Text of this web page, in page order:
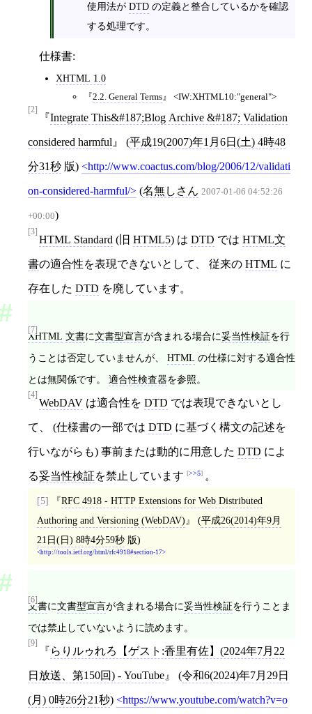
使用法が DTDの定義と整合しているかを確認
する処理です。
仕様書:
XHTML 1.0
2.2. General Terms IW:XHTML10:"general"
[2]
Integrate This&#187;Blog Archive &#187; Validation
considered harmful (平成19(2007)年1月6日(土) 4時48
分31秒 版) http://www.coactus.com/blog/2006/12/validati
on-considered-harmful/ (名無しさん 2007-01-06 04:52:26
+00:00)
[3]
HTML Standard (旧 HTML5) は DTD では HTML文
書の適合性を表現できないとして、 従来の HTML に
存在した DTD を廃しています。
[7]
XHTML 文書に文書型宣言が含まれる場合に妥当性検証を行
うことは否定していませんが、 HTML の仕様に対する適合性
とは無関係です。 適合性検査器を参照。
[4]
WebDAV は適合性を DTD では表現できないとし
て、 (仕様書の一部では DTD に基づく構文の記述を
行いながらも) 事前または動的に用意した DTD によ
る妥当性検証を禁止しています >>5 。
[5]
RFC 4918 - HTTP Extensions for Web Distributed
Authoring and Versioning (WebDAV)
(平成26(2014)年9月
21日(日) 8時4分59秒版)
http://tools.ietf.org/html/rfc4918#section-17
[6]
文書に文書型宣言が含まれる場合に妥当性検証を行うことま
では禁止していないように読めます。
[9]
らりルゥれろ【ゲスト:香里有佐】(2024年7月22
日放送、第150回) - YouTube (令和6(2024)年7月29日
(月) 0時26分21秒) https://www.youtube.com/watch?v=o